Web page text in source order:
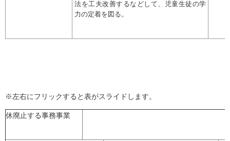
法を工夫改善するなどして、児童生徒の学
力の定着を図る。
※左右にフリックすると表がスライドします。
休廃止する事務事業